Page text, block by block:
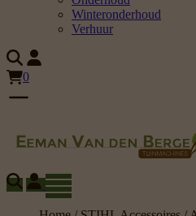
Winteronderhoud
Verhuur
0